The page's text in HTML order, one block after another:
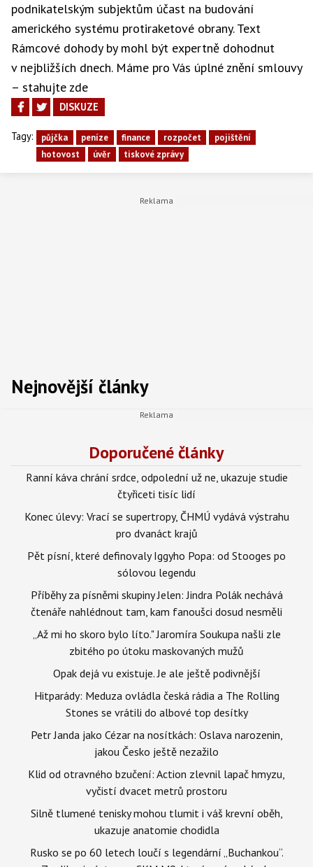
podnikatelským subjektům účast na budování
amerického systému protiraketové obrany. Text
Rámcové dohody by mohl být expertně dohodnut
v nejbližších dnech. Máme pro Vás úplné znění smlouvy
– stahujte zde
DISKUZE
Tagy: půjčka peníze finance rozpočet
pojištění
hotovost
úvěr tiskové zprávy
Nejnovější články
Doporučené články
Ranní káva chrání srdce, odpolední už ne, ukazuje studie
čtyřiceti tisíc lidí
Konec úlevy: Vrací se supertropy, ČHMÚ vydává výstrahu
pro dvanáct krajů
Pět písní, které definovaly Iggyho Popa: od Stooges po
sólovou legendu
Příběhy za písněmi skupiny Jelen: Jindra Polák nechává
čtenáře nahlédnout tam, kam fanoušci dosud nesměli
„Až mi ho skoro bylo líto." Jaromíra Soukupa našli zle
zbitého po útoku maskovaných mužů
Opak dejá vu existuje. Je ale ještě podivnější
Hitparády: Meduza ovládla česká rádia a The Rolling
Stones se vrátili do albové top desítky
Petr Janda jako Cézar na nosítkách: Oslava narozenin,
jakou Česko ještě nezažilo
Klid od otravného bzučení: Action zlevnil lapač hmyzu,
vyčistí dvacet metrů prostoru
Silně tlumené tenisky mohou tlumit i váš krevní oběh,
ukazuje anatomie chodidla
Rusko se po 60 letech loučí s legendární „Buchankou“.